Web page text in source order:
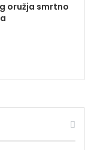
oružja smrtno